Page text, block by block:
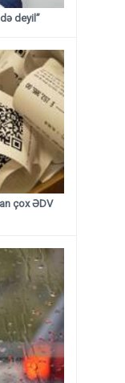
deyil”
çox ƏDV